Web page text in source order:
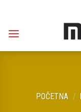
content
POČETNA /